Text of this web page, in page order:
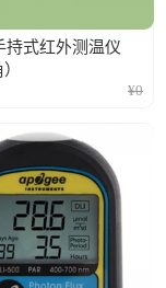
持式红外测温仪
¥0